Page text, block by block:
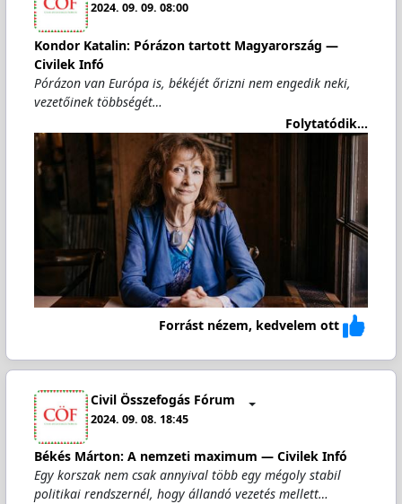
2024. 09. 09. 08:00
Kondor Katalin: Pórázon tartott Magyarország —
Civilek Infó
Pórázon van Európa is, békéjét őrizni nem engedik neki,
vezetőinek többségét…
Folytatódik...
Forrást nézem, kedvelem ott
Civil Összefogás Fórum
2024. 09. 08. 18:45
Békés Márton: A nemzeti maximum — Civilek Infó
Egy korszak nem csak annyival több egy mégoly stabil
politikai rendszernél, hogy állandó vezetés mellett…